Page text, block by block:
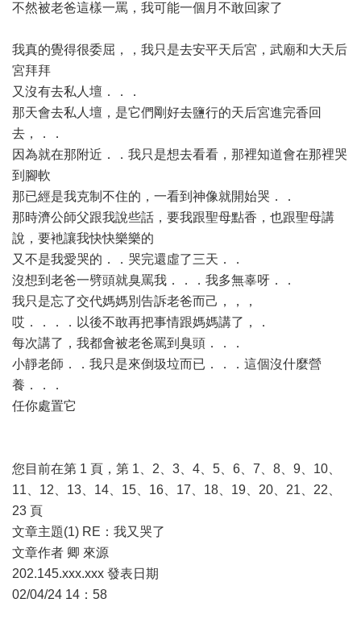
不然被老爸這樣一罵，我可能一個月不敢回家了
我真的覺得很委屈，，我只是去安平天后宮，武廟和大天后
宮拜拜
又沒有去私人壇．．．
那天會去私人壇，是它們剛好去鹽行的天后宮進完香回
去，．．
因為就在那附近．．我只是想去看看，那裡知道會在那裡哭
到腳軟
那已經是我克制不住的，一看到神像就開始哭．．
那時濟公師父跟我說些話，要我跟聖母點香，也跟聖母講
說，要衪讓我快快樂樂的
又不是我愛哭的．．哭完還虛了三天．．
沒想到老爸一劈頭就臭罵我．．．我多無辜呀．．
我只是忘了交代媽媽別告訴老爸而己，，，
哎．．．．以後不敢再把事情跟媽媽講了，．
每次講了，我都會被老爸罵到臭頭．．．
小靜老師．．我只是來倒圾垃而已．．．這個沒什麼營
養．．．
任你處置它
您目前在第 1 頁，第 1、2、3、4、5、6、7、8、9、10、
11、12、13、14、15、16、17、18、19、20、21、22、
23 頁
文章主題(1) RE：我又哭了
文章作者 卿 來源
202.145.xxx.xxx 發表日期
02/04/24 14：58